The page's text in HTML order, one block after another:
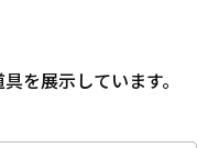
を展示しています。